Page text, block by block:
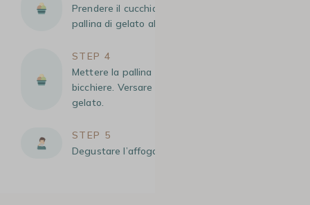
Prendere il cucchiaio e formare una bella
pallina di gelato alla vaniglia.
STEP 4
Mettere la pallina di gelato alla vaniglia nel
bicchiere. Versare il caffè caldo sulla pallina di
gelato.
STEP 5
Degustare l’affogato appena fatto!